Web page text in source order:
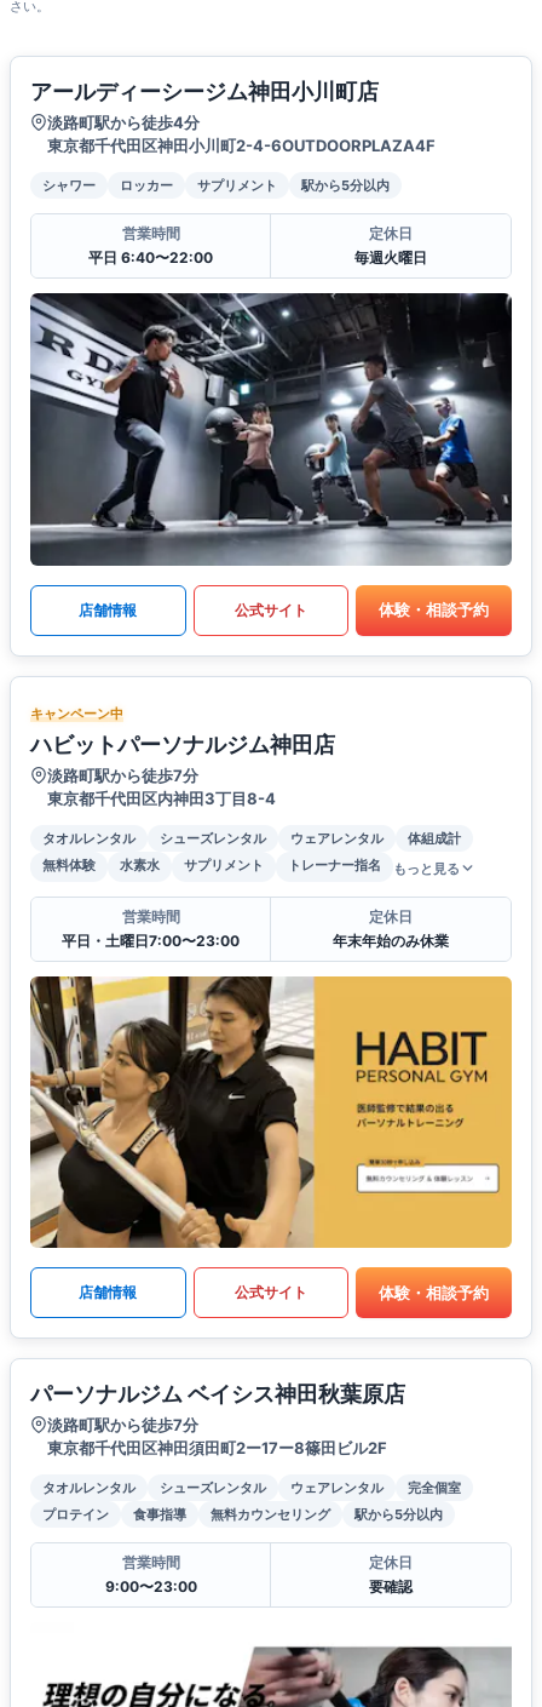
さい。
アールディーシージム神田小川町店
淡路町駅から徒歩4分
東京都千代田区神田小川町2-4-6OUTDOORPLAZA4F
シャワー ロッカー サプリメント 駅から5分以内
営業時間
平日 6:40〜22:00
定休日
毎週火曜日
店舗情報 公式サイト 体験・相談予約
キャンペーン中
ハビットパーソナルジム神田店
淡路町駅から徒歩7分
東京都千代田区内神田3丁目8-4
タオルレンタル シューズレンタル ウェアレンタル
体組成計
無料体験
水素水 サプリメント トレーナー指名 もっと見る
営業時間
平日・土曜日7:00〜23:00
定休日
年末年始のみ休業
店舗情報 公式サイト 体験・相談予約
パーソナルジム ベイシス神田秋葉原店
淡路町駅から徒歩7分
東京都千代田区神田須田町2ー17ー8篠田ビル2F
タオルレンタル シューズレンタル ウェアレンタル
完全個室
プロテイン
食事指導 無料カウンセリング 駅から5分以内
営業時間
9:00〜23:00
定休日
要確認